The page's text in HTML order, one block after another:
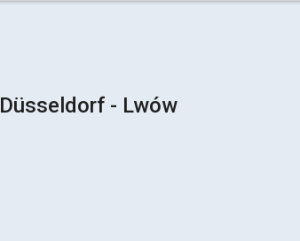
Düsseldorf - Lwów